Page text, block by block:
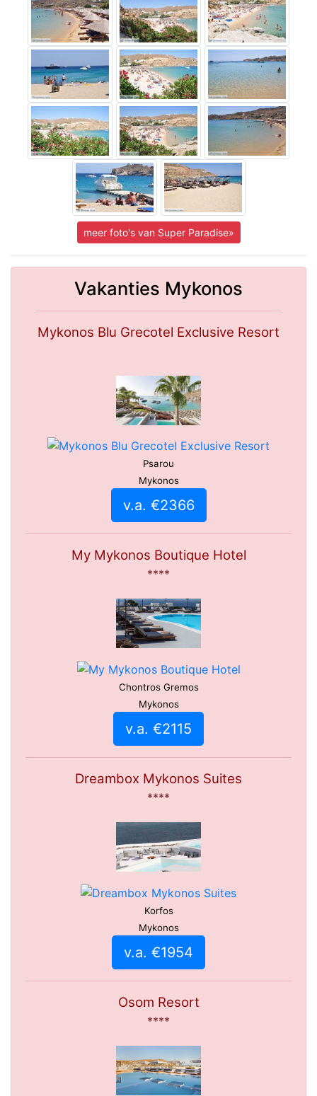
meer foto's van Super Paradise»
Vakanties Mykonos
Mykonos Blu Grecotel Exclusive Resort
Psarou
Mykonos
v.a. €2366
My Mykonos Boutique Hotel
****
Chontros Gremos
Mykonos
v.a. €2115
Dreambox Mykonos Suites
****
Korfos
Mykonos
v.a. €1954
Osom Resort
****